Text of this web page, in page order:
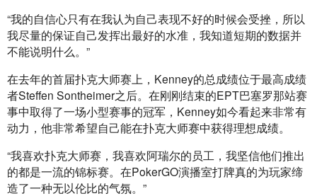
“我的自信心只有在我认为自己表现不好的时候会受挫，所以
我尽量的保证自己发挥出最好的水准，我知道短期的数据并
不能说明什么。”
在去年的首届扑克大师赛上，Kenney的总成绩位于最高成绩
者Steffen Sontheimer之后。在刚刚结束的EPT巴塞罗那站赛
事中取得了一场小型赛事的冠军，Kenney如今看起来非常有
动力，他非常希望自己能在扑克大师赛中获得理想成绩。
“我喜欢扑克大师赛，我喜欢阿瑞尔的员工，我坚信他们推出
的都是一流的锦标赛。在PokerGO演播室打牌真的为玩家缔
造了一种无以伦比的气氛。”